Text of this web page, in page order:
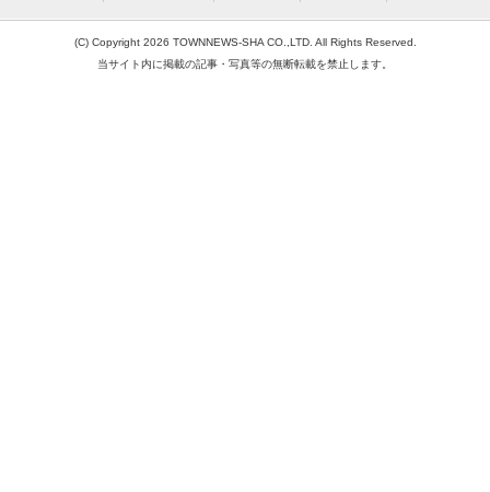
(C) Copyright 2026 TOWNNEWS-SHA CO.,LTD. All Rights Reserved.
当サイト内に掲載の記事・写真等の無断転載を禁止します。